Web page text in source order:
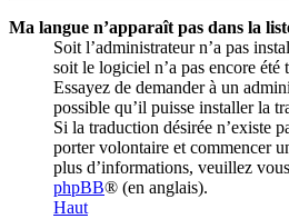
Ma langue n’apparaît pas dans la
Soit l’administrateur n’a pas
soit le logiciel n’a pas encore été
Essayez de demander à un
possible qu’il puisse installer la
Si la traduction désirée n’existe
porter volontaire et commencer
plus d’informations, veuillez
phpBB® (en anglais).
Haut